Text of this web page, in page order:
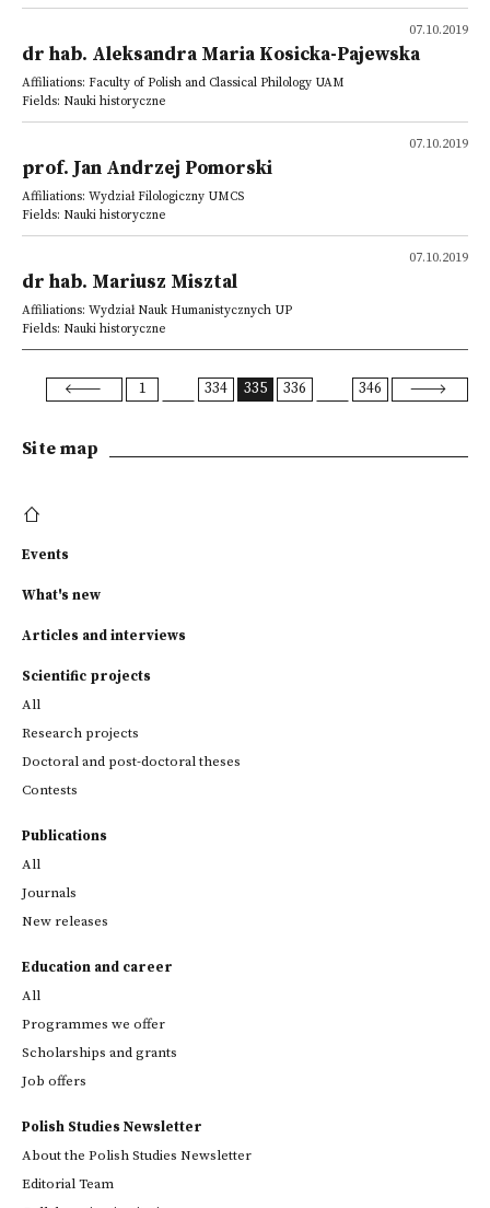
07.10.2019
dr hab. Aleksandra Maria Kosicka-Pajewska
Affiliations: Faculty of Polish and Classical Philology UAM
Fields: Nauki historyczne
07.10.2019
prof. Jan Andrzej Pomorski
Affiliations: Wydział Filologiczny UMCS
Fields: Nauki historyczne
07.10.2019
dr hab. Mariusz Misztal
Affiliations: Wydział Nauk Humanistycznych UP
Fields: Nauki historyczne
1 334 335 336 346
Site map
Events
What's new
Articles and interviews
Scientific projects
All
Research projects
Doctoral and post-doctoral theses
Contests
Publications
All
Journals
New releases
Education and career
All
Programmes we offer
Scholarships and grants
Job offers
Polish Studies Newsletter
About the Polish Studies Newsletter
Editorial Team